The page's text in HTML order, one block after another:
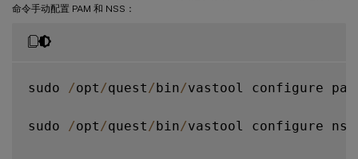
命令手动配置 PAM 和 NSS：
sudo /opt /quest /bin/vastool configure pam
sudo /opt /quest /bin/vastool configure nss